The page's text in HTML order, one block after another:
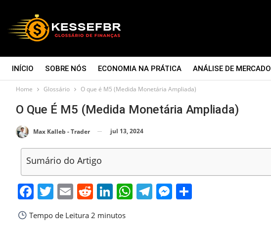
INÍCIO SOBRE NÓS ECONOMIA NA PRÁTICA ANÁLISE DE MERCADO
CONTATO
Home Glossário O que é M5 (Medida Monetária Ampliada)
O Que É M5 (Medida Monetária Ampliada)
Max Kalleb - Trader jul 13, 2024
Sumário do Artigo
Facebook
Twitter
EmailReddit
LinkedIn
WhatsApp
Telegram
Messenger
Tempo de Leitura 2 minutos